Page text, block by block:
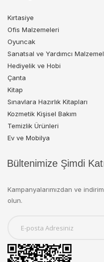
Kırtasiye
Ofis Malzemeleri
Oyuncak
Sanatsal ve Yardımcı
Hediyelik ve Hobi
Çanta
Kitap
Sınavlara Hazırlık Kitapları
Kozmetik Kişisel Bakım
Temizlik Ürünleri
Ev ve Mobilya
Bültenimize Şimdi
Kampanyalarımızdan ve
olun.